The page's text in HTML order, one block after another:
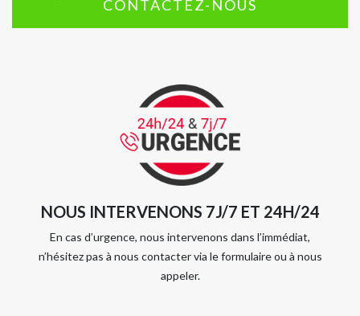
CONTACTEZ-NOUS
NOUS INTERVENONS 7J/7 ET 24H/24
En cas d’urgence, nous intervenons dans l’immédiat,
n’hésitez pas à nous contacter via le formulaire ou à nous
appeler.